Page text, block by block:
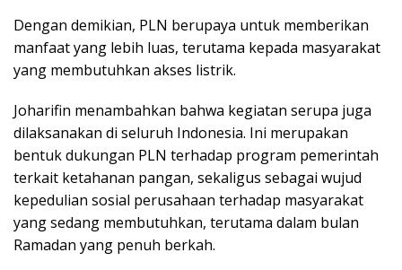
Dengan demikian, PLN berupaya untuk memberikan
manfaat yang lebih luas, terutama kepada masyarakat
yang membutuhkan akses listrik.
Joharifin menambahkan bahwa kegiatan serupa juga
dilaksanakan di seluruh Indonesia. Ini merupakan
bentuk dukungan PLN terhadap program pemerintah
terkait ketahanan pangan, sekaligus sebagai wujud
kepedulian sosial perusahaan terhadap masyarakat
yang sedang membutuhkan, terutama dalam bulan
Ramadan yang penuh berkah.